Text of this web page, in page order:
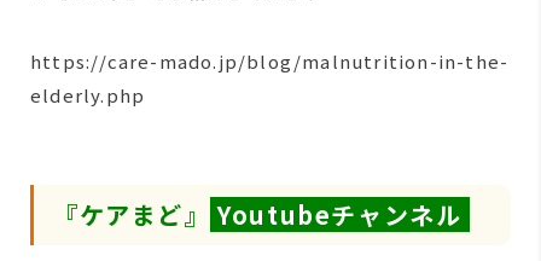
https://care-mado.jp/blog/malnutrition-in-the-
elderly.php
『ケアまど』 Youtubeチャンネル